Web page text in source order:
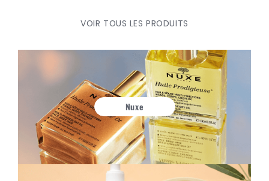
VOIR TOUS LES PRODUITS
Nuxe